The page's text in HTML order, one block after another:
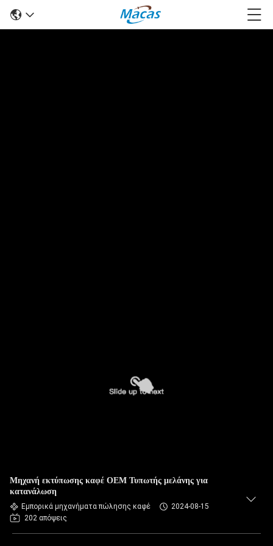
Μηχανή εκτύπωσης καφέ OEM Τυπωτής μελάνης για
κατανάλωση
Εμπορικά μηχανήματα πώλησης καφέ
2024-08-15
202 απόψεις